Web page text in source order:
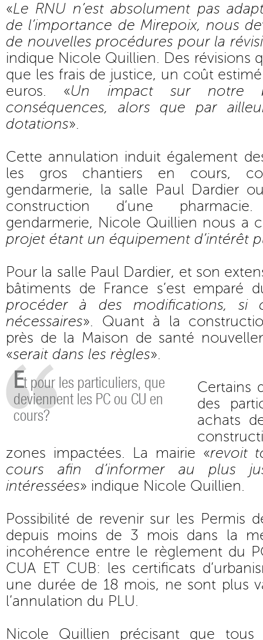
«Le RNU n’est absolument pas
de l’importance de Mirepoix, nous
de nouvelles procédures pour la
indique Nicole Quillien. Des révisions
que les frais de justice, un coût
euros. «Un impact sur notre
conséquences, alors que par
dotations».
Cette annulation induit également
les gros chantiers en cours,
gendarmerie, la salle Paul Dardier
construction d’une
gendarmerie, Nicole Quillien nous a
projet étant un équipement d’intérêt
Pour la salle Paul Dardier, et son
bâtiments de France s’est emparé
procéder à des modifications, si
nécessaires». Quant à la
près de la Maison de santé
«serait dans les règles».
Et pour les particuliers, que
deviennent les PC ou CU en
cours?
Certains
des
achats
zones impactées. La mairie «revoit
cours afin d’informer au plus
intéressées» indique Nicole Quillien.
Possibilité de revenir sur les Permis
depuis moins de 3 mois dans la
incohérence entre le règlement du
CUA ET CUB: les certificats
une durée de 18 mois, ne sont plus
l’annulation du PLU.
Nicole Quillien précisant que tous